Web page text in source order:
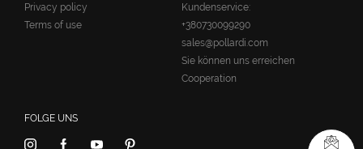
Privacy policy
Terms of use
Kundenservice:
+380730099290
sales@pollardi.com
Sie können uns erreichen
Cooperation
FOLGE UNS